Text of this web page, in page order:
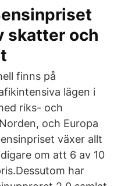
skatter och
finns på
lägen i
riks- och
och Europa
växer allt
om att 6 av 10
har